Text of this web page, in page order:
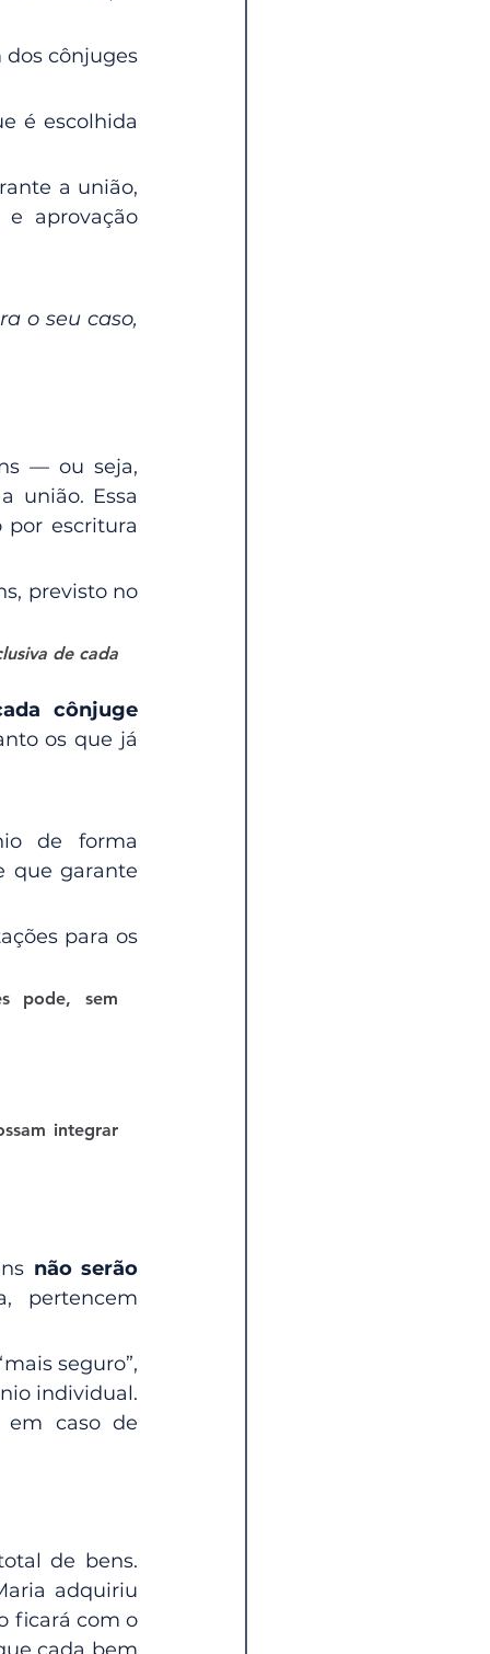
dos cônjuges
é escolhida
a união,
aprovação
o seu caso,
— ou seja,
união. Essa
escritura
de cada
cônjuge
os que já
de forma
que garante
para os
pode, sem
integrar
não serão
pertencem
seguro”,
individual.
em caso de
de bens.
adquiriu
ficará com o